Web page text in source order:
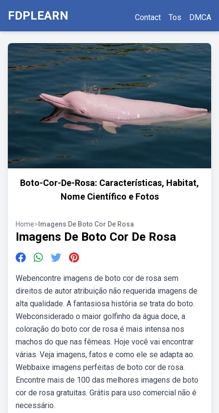
FDPLEARN Contact Tos DMCA
Boto-Cor-De-Rosa: Características, Habitat,
Nome Científico e Fotos
Home> Imagens De Boto Cor De Rosa
Imagens De Boto Cor De Rosa
Webencontre imagens de boto cor de rosa sem
direitos de autor atribuição não requerida imagens de
alta qualidade. A fantasiosa história se trata do boto.
Webconsiderado o maior golfinho da água doce, a
coloração do boto cor de rosa é mais intensa nos
machos do que nas fêmeas. Hoje você vai encontrar
várias. Veja imagens, fatos e como ele se adapta ao.
Webbaixe imagens perfeitas de boto cor de rosa.
Encontre mais de 100 das melhores imagens de boto
cor de rosa gratuitas. Grátis para uso comercial não é
necessário.